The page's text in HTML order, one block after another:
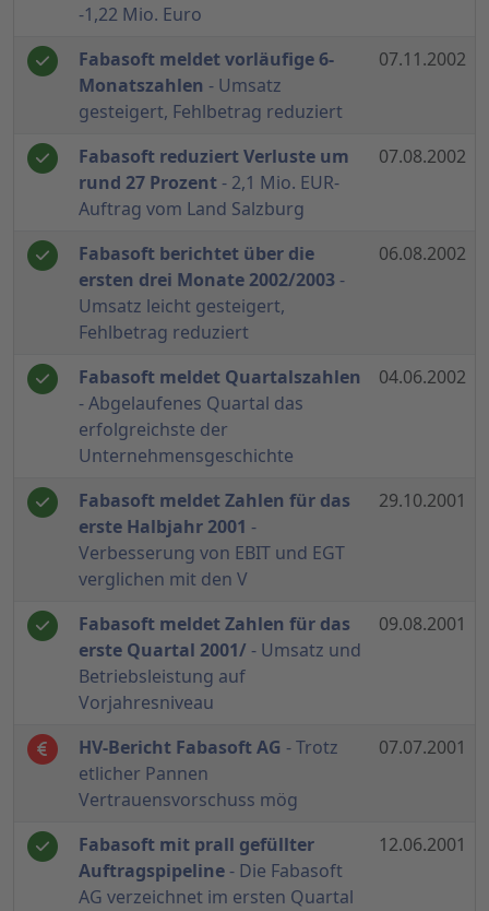
-1,22 Mio. Euro
Fabasoft meldet vorläufige 6-
Monatszahlen - Umsatz
gesteigert, Fehlbetrag reduziert
07.11.2002
Fabasoft reduziert Verluste um
rund 27 Prozent- 2,1 Mio. EUR-
Auftrag vom Land Salzburg
07.08.2002
Fabasoft berichtet über die
ersten drei Monate 2002/2003 -
Umsatz leicht gesteigert,
Fehlbetrag reduziert
06.08.2002
Fabasoft meldet Quartalszahlen
- Abgelaufenes Quartal das
erfolgreichste der
Unternehmensgeschichte
04.06.2002
Fabasoft meldet Zahlen für das
erste Halbjahr 2001 -
Verbesserung von EBIT und EGT
verglichen mit den V
29.10.2001
Fabasoft meldet Zahlen für das
erste Quartal 2001/- Umsatz und
Betriebsleistung auf
Vorjahresniveau
09.08.2001
HV-Bericht Fabasoft AG - Trotz
etlicher Pannen
Vertrauensvorschuss mög
07.07.2001
Fabasoft mit prall gefüllter
Auftragspipeline- Die Fabasoft
AG verzeichnet im ersten Quartal
12.06.2001